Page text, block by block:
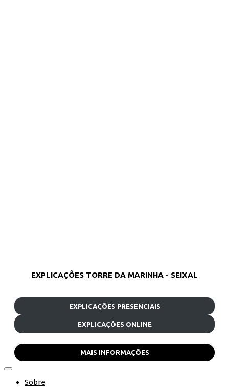
EXPLICAÇÕES TORRE DA MARINHA - SEIXAL
EXPLICAÇÕES PRESENCIAIS
EXPLICAÇÕES ONLINE
MAIS INFORMAÇÕES
Sobre